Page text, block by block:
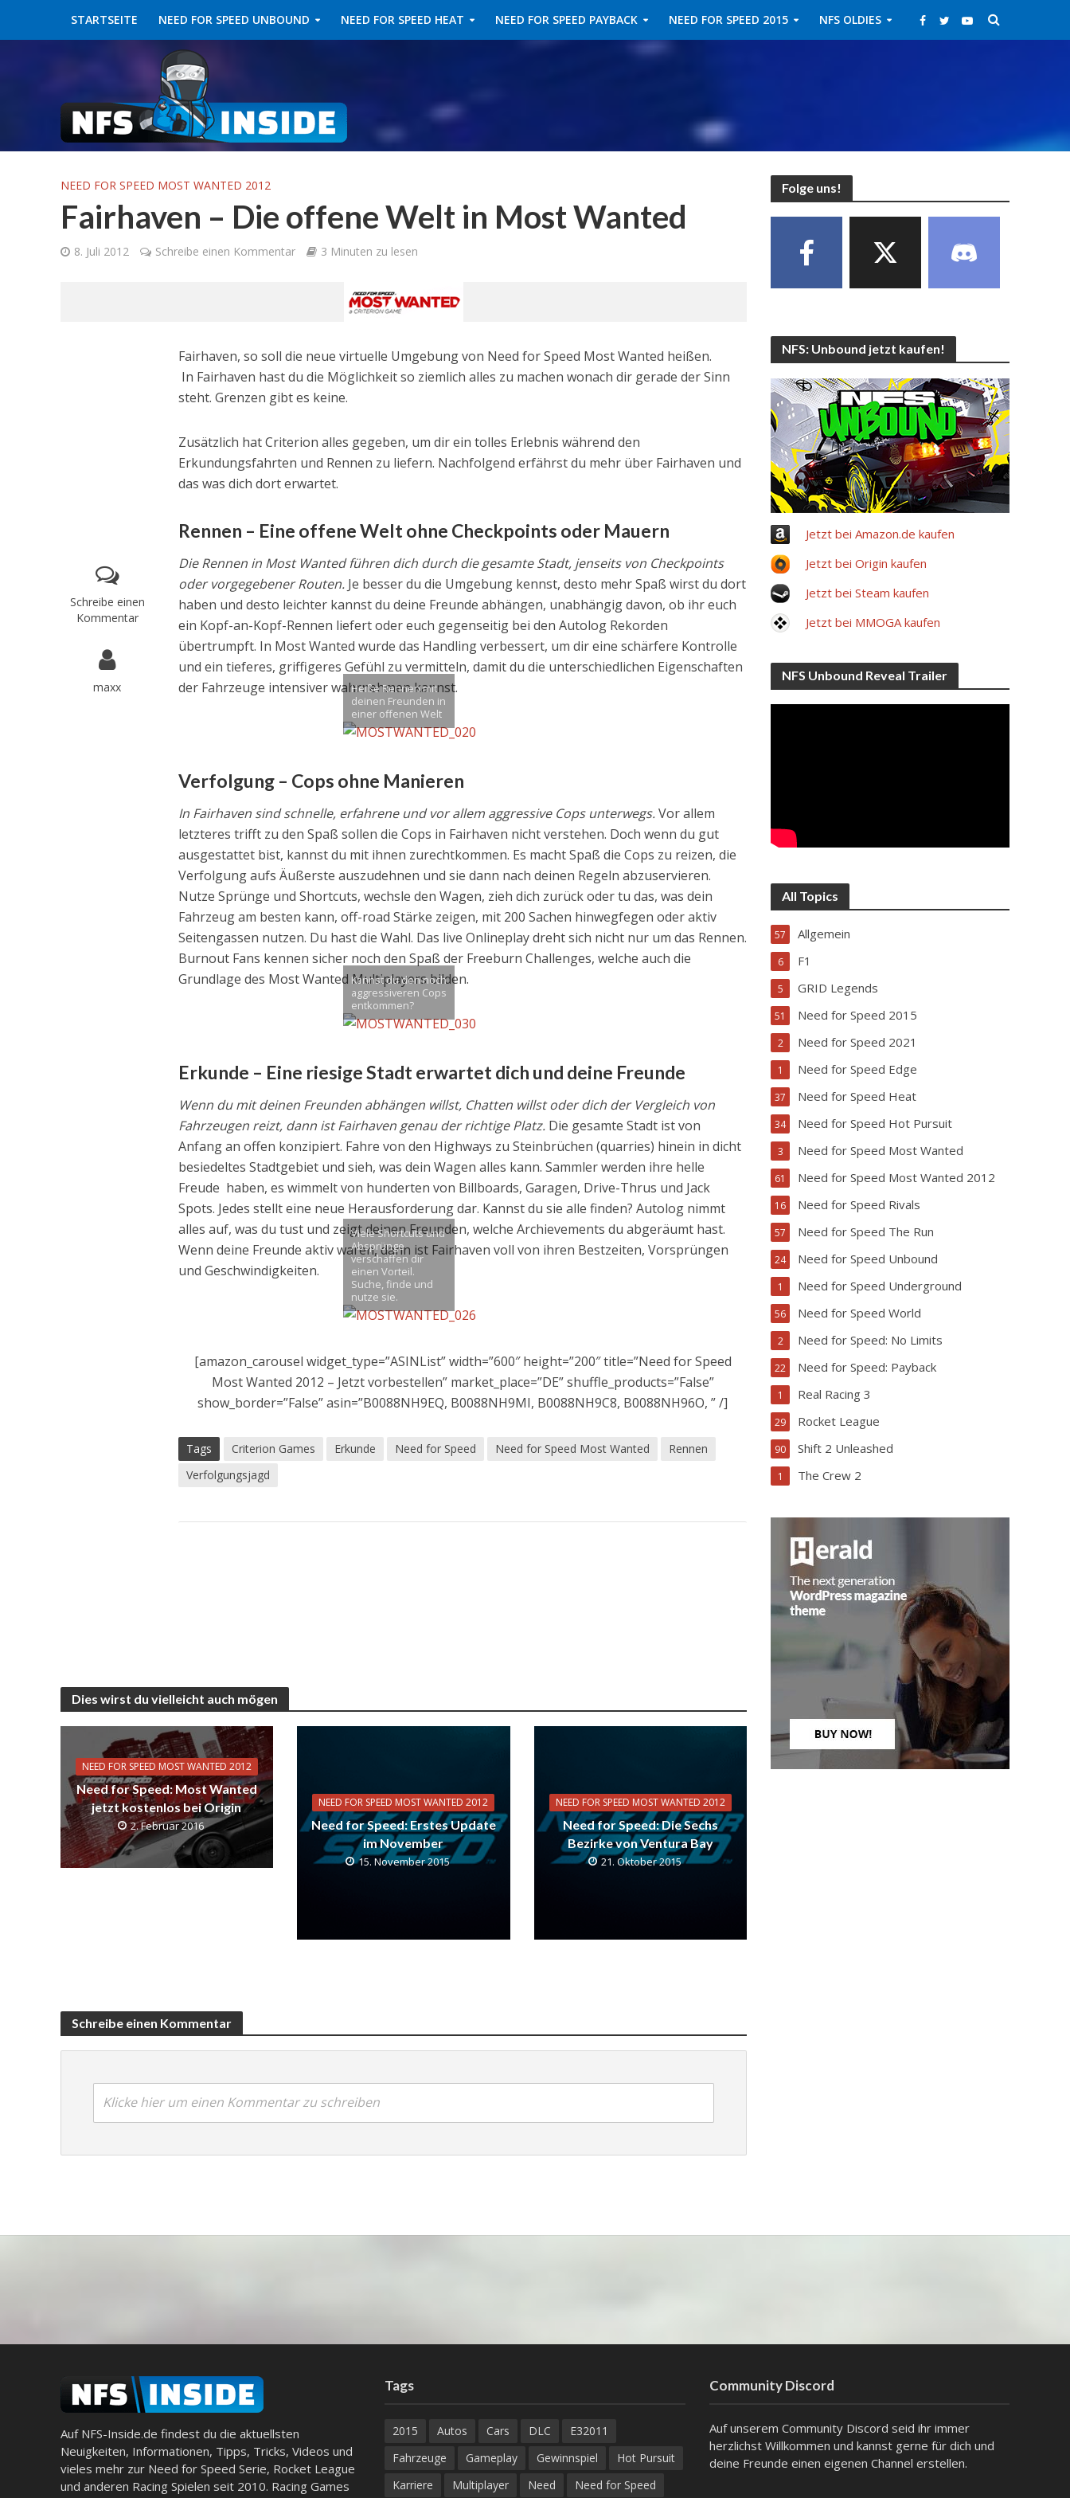
STARTSEITE NEED FOR SPEED UNBOUND NEED FOR SPEED HEAT NEED FOR SPEED PAYBACK NEED FOR SPEED 2015 NFS OLDIES
NEED FOR SPEED MOST WANTED 2012
Fairhaven – Die offene Welt in Most Wanted
8. Juli 2012 Schreibe einen Kommentar 3 Minuten zu lesen
Schreibe einen
Kommentar
maxx
Fairhaven, so soll die neue virtuelle Umgebung von Need for Speed Most Wanted heißen.
In Fairhaven hast du die Möglichkeit so ziemlich alles zu machen wonach dir gerade der Sinn
steht. Grenzen gibt es keine.
Zusätzlich hat Criterion alles gegeben, um dir ein tolles Erlebnis während den
Erkundungsfahrten und Rennen zu liefern. Nachfolgend erfährst du mehr über Fairhaven und
das was dich dort erwartet.
Rennen – Eine offene Welt ohne Checkpoints oder Mauern
Die Rennen in Most Wanted führen dich durch die gesamte Stadt, jenseits von Checkpoints
oder vorgegebener Routen. Je besser du die Umgebung kennst, desto mehr Spaß wirst du dort
haben und desto leichter kannst du deine Freunde abhängen, unabhängig davon, ob ihr euch
ein Kopf-an-Kopf-Rennen liefert oder euch gegenseitig bei den Autolog Rekorden
übertrumpft. In Most Wanted wurde das Handling verbessert, um dir eine schärfere Kontrolle
und ein tieferes, griffigeres Gefühl zu vermitteln, damit du die unterschiedlichen Eigenschaften
der Fahrzeuge intensiver wahrnehmen kannst.
Heiße Rennen mit
deinen Freunden in
einer offenen Welt
Verfolgung – Cops ohne Manieren
In Fairhaven sind schnelle, erfahrene und vor allem aggressive Cops unterwegs.Vor allem
letzteres trifft zu den Spaß sollen die Cops in Fairhaven nicht verstehen. Doch wenn du gut
ausgestattet bist, kannst du mit ihnen zurechtkommen. Es macht Spaß die Cops zu reizen, die
Verfolgung aufs Äußerste auszudehnen und sie dann nach deinen Regeln abzuservieren.
Nutze Sprünge und Shortcuts, wechsle den Wagen, zieh dich zurück oder tu das, was dein
Fahrzeug am besten kann, off-road Stärke zeigen, mit 200 Sachen hinwegfegen oder aktiv
Seitengassen nutzen. Du hast die Wahl. Das live Onlineplay dreht sich nicht nur um das Rennen.
Burnout Fans kennen sicher noch den Spaß der Freeburn Challenges, welche auch die
Grundlage des Most Wanted Multiplayers bilden.
Kannst du den noch
aggressiveren Cops
entkommen?
Erkunde – Eine riesige Stadt erwartet dich und deine Freunde
Wenn du mit deinen Freunden abhängen willst, Chatten willst oder dich der Vergleich von
Fahrzeugen reizt, dann ist Fairhaven genau der richtige Platz. Die gesamte Stadt ist von
Anfang an offen konzipiert. Fahre von den Highways zu Steinbrüchen (quarries) hinein in dicht
besiedeltes Stadtgebiet und sieh, was dein Wagen alles kann. Sammler werden ihre helle
Freude haben, es wimmelt von hunderten von Billboards, Garagen, Drive-Thrus und Jack
Spots. Jedes stellt eine neue Herausforderung dar. Kannst du sie alle finden? Autolog nimmt
alles auf, was du tust und zeigt deinen Freunden, welche Archievements du abgeräumt hast.
Wenn deine Freunde aktiv waren, dann ist Fairhaven voll von ihren Bestzeiten, Vorsprüngen
und Geschwindigkeiten.
Viele Shortcuts und
Absprünge
verschaffen dir
einen Vorteil.
Suche, finde und
nutze sie.
[amazon_carousel widget_type=”ASINList” width=”600″ height=”200″ title=”Need for Speed
Most Wanted 2012 – Jetzt vorbestellen” market_place=”DE” shuffle_products=”False”
show_border=”False” asin=”B0088NH9EQ, B0088NH9MI, B0088NH9C8, B0088NH96O, ” /]
Tags Criterion Games Erkunde Need for Speed Need for Speed Most Wanted
Rennen
Verfolgungsjagd
Dies wirst du vielleicht auch mögen
NEED FOR SPEED MOST WANTED 2012
Need for Speed: Most Wanted
jetzt kostenlos bei Origin
2. Februar 2016
NEED FOR SPEED MOST WANTED 2012
Need for Speed: Erstes Update
im November
15. November 2015
NEED FOR SPEED MOST WANTED 2012
Need for Speed: Die Sechs
Bezirke von Ventura Bay
21. Oktober 2015
Schreibe einen Kommentar
Klicke hier um einen Kommentar zu schreiben
Folge uns!
NFS: Unbound jetzt kaufen!
Jetzt bei Amazon.de kaufen
Jetzt bei Origin kaufen
Jetzt bei Steam kaufen
Jetzt bei MMOGA kaufen
NFS Unbound Reveal Trailer
All Topics
Allgemein
57
F1
6
GRID Legends
5
Need for Speed 2015
51
Need for Speed 2021
2
Need for Speed Edge
1
Need for Speed Heat
37
Need for Speed Hot Pursuit
34
Need for Speed Most Wanted
3
Need for Speed Most Wanted 2012
61
Need for Speed Rivals
16
Need for Speed The Run
57
Need for Speed Unbound
24
Need for Speed Underground
1
Need for Speed World
56
Need for Speed: No Limits
2
Need for Speed: Payback
22
Real Racing 3
1
Rocket League
29
Shift 2 Unleashed
90
The Crew 2
1
Auf NFS-Inside.de findest du die aktuellsten
Neuigkeiten, Informationen, Tipps, Tricks, Videos und
vieles mehr zur Need for Speed Serie, Rocket League
und anderen Racing Spielen seit 2010. Racing Games
Tags
2015 Autos Cars DLC
E32011
Fahrzeuge
Gameplay Gewinnspiel
Hot Pursuit
Karriere
Multiplayer Need Need for Speed
Community Discord
Auf unserem Community Discord seid ihr immer
herzlichst Willkommen und kannst gerne für dich und
deine Freunde einen eigenen Channel erstellen.